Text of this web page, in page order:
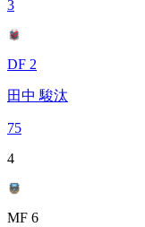
3
DF 2
田中 駿汰
75
4
MF 6